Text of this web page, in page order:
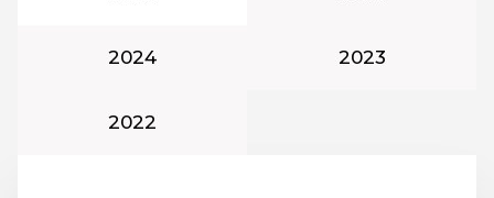
Rok podatkowy:
2024 Rok podatkowy:
2023
Rok podatkowy:
2022